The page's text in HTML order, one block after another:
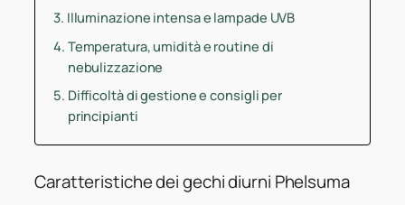
Illuminazione intensa e lampade UVB
Temperatura, umidità e routine di
nebulizzazione
Difficoltà di gestione e consigli per
principianti
Caratteristiche dei gechi diurni Phelsuma